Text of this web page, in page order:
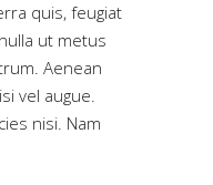
quis, feugiat
ut metus
Aenean
vel augue.
nisi. Nam